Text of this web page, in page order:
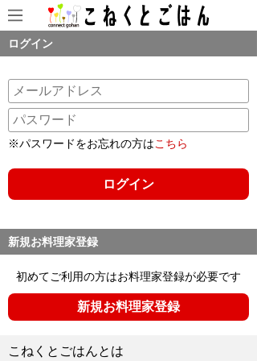
ログイン
※パスワードをお忘れの方はこちら
新規お料理家登録
初めてご利用の方はお料理家登録が必要です
新規お料理家登録
こねくとごはんとは